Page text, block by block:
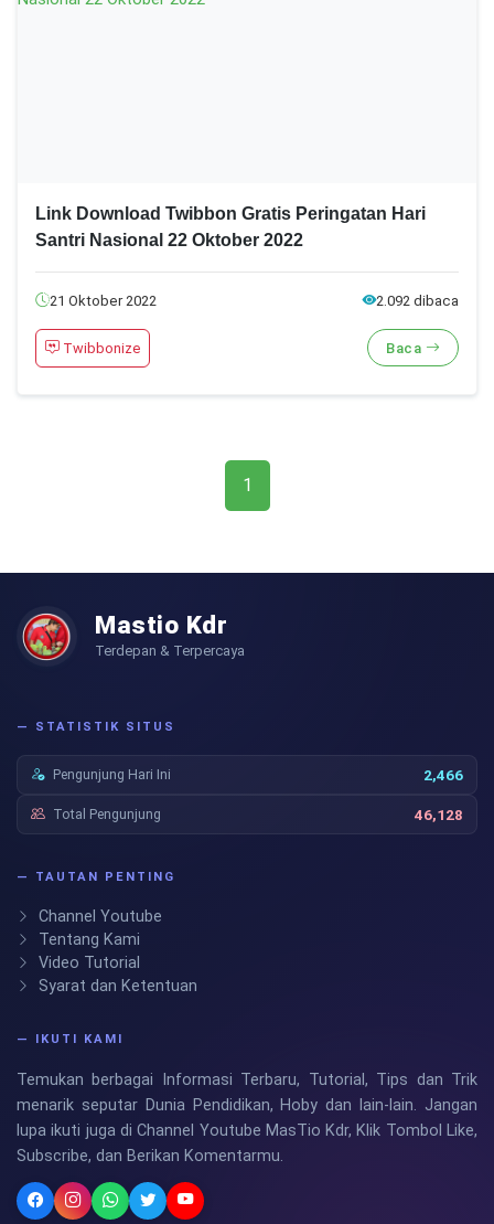
Link Download Twibbon Gratis Peringatan Hari
Santri Nasional 22 Oktober 2022
21 Oktober 2022 2.092 dibaca
Twibbonize Baca
1
Mastio Kdr
Terdepan & Terpercaya
— STATISTIK SITUS
Pengunjung Hari Ini 2,466
Total Pengunjung 46,128
— TAUTAN PENTING
Channel Youtube
Tentang Kami
Video Tutorial
Syarat dan Ketentuan
— IKUTI KAMI
Temukan berbagai Informasi Terbaru, Tutorial, Tips dan Trik
menarik seputar Dunia Pendidikan, Hoby dan lain-lain. Jangan
lupa ikuti juga di Channel Youtube MasTio Kdr, Klik Tombol Like,
Subscribe, dan Berikan Komentarmu.